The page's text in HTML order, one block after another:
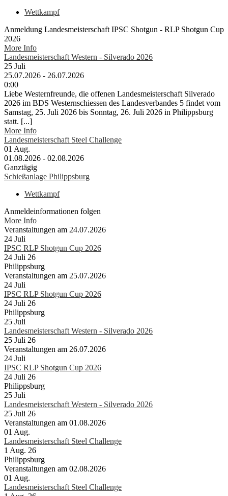
Wettkampf
Anmeldung Landesmeisterschaft IPSC Shotgun - RLP Shotgun Cup
2026
More Info
Landesmeisterschaft Western - Silverado 2026
25 Juli
25.07.2026 - 26.07.2026
0:00
Liebe Westernfreunde, die offenen Landesmeisterschaft Silverado
2026 im BDS Westernschiessen des Landesverbandes 5 findet vom
Samstag, 25. Juli 2026 bis Sonntag, 26. Juli 2026 in Philippsburg
statt. [...]
More Info
Landesmeisterschaft Steel Challenge
01 Aug.
01.08.2026 - 02.08.2026
Ganztägig
Schießanlage Philippsburg
Wettkampf
Anmeldeinformationen folgen
More Info
Veranstaltungen am 24.07.2026
24 Juli
IPSC RLP Shotgun Cup 2026
24 Juli 26
Philippsburg
Veranstaltungen am 25.07.2026
24 Juli
IPSC RLP Shotgun Cup 2026
24 Juli 26
Philippsburg
25 Juli
Landesmeisterschaft Western - Silverado 2026
25 Juli 26
Veranstaltungen am 26.07.2026
24 Juli
IPSC RLP Shotgun Cup 2026
24 Juli 26
Philippsburg
25 Juli
Landesmeisterschaft Western - Silverado 2026
25 Juli 26
Veranstaltungen am 01.08.2026
01 Aug.
Landesmeisterschaft Steel Challenge
1 Aug. 26
Philippsburg
Veranstaltungen am 02.08.2026
01 Aug.
Landesmeisterschaft Steel Challenge